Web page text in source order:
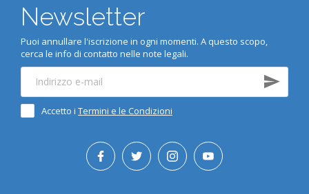
Newsletter
Puoi annullare l'iscrizione in ogni momenti. A questo scopo,
cerca le info di contatto nelle note legali.
Accetto i Termini e le Condizioni